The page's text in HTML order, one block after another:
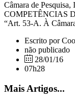
Câmara de
COMPETÊNCIAS
“Art. 53-A. À
Escrito por
não publicado
28/01/16
07h28
Mais Artigos...